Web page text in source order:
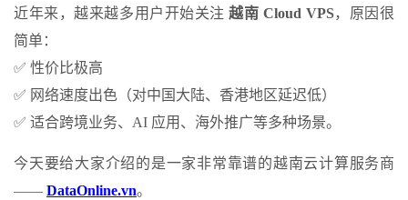
近年来，越来越多用户开始关注越南 Cloud VPS，原因很
简单：
✅ 性价比极高
✅ 网络速度出色（对中国大陆、香港地区延迟低）
✅ 适合跨境业务、AI 应用、海外推广等多种场景。
今天要给大家介绍的是一家非常靠谱的越南云计算服务商
—— DataOnline.vn。